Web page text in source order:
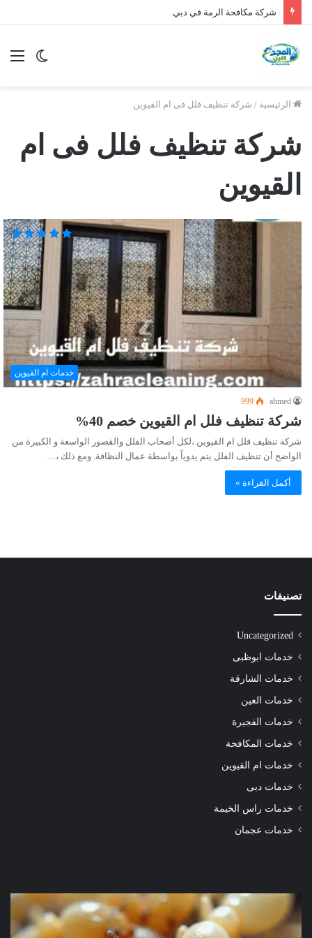
شركة مكافحة الرمة في دبي
الوضع
الرئيسية / شركة تنظيف فلل فى ام القيوين
شركة تنظيف فلل فى ام
القيوين
خدمات ام القيوين
ahmed
999
شركة تنظيف فلل ام القيوين خصم 40%
شركة تنظيف فلل ام القيوين ،لكل أصحاب الفلل والقصور الواسعة و الكبيرة من
الواضح أن تنظيف الفلل يتم يدوياً بواسطة عمال النظافة. ومع ذلك ،…
أكمل القراءة »
تصنيفات
Uncategorized
خدمات ابوظبى
خدمات الشارقة
خدمات العين
خدمات الفجيرة
خدمات المكافحة
خدمات ام القيوين
خدمات دبى
خدمات راس الخيمة
خدمات عجمان
شركة
مكافحة
الرمة